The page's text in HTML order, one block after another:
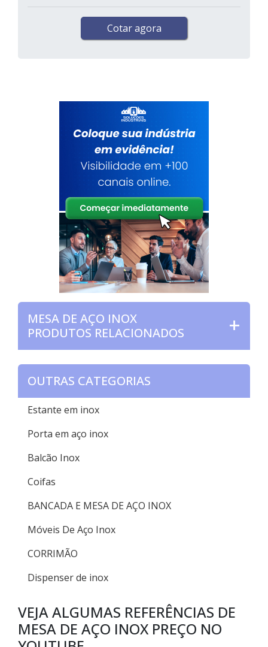
Cotar agora
MESA DE AÇO INOX
PRODUTOS RELACIONADOS
OUTRAS CATEGORIAS
Estante em inox
Porta em aço inox
Balcão Inox
Coifas
BANCADA E MESA DE AÇO INOX
Móveis De Aço Inox
CORRIMÃO
Dispenser de inox
VEJA ALGUMAS REFERÊNCIAS DE
MESA DE AÇO INOX PREÇO NO